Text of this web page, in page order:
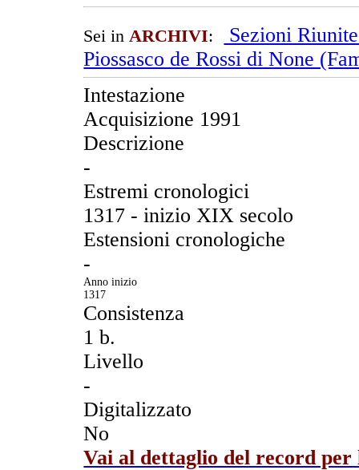
Sei inARCHIVI:
Sezioni
Piossasco de Rossi di None
Intestazione
Acquisizione 1991
Descrizione
-
Estremi cronologici
1317 - inizio XIX secolo
Estensioni cronologiche
-
Anno inizio
1317
Consistenza
1 b.
Livello
-
Digitalizzato
No
Vai al dettaglio del record per